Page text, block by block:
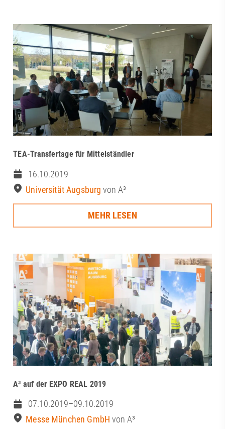
TEA-Transfertage für Mittelständler
16.10.2019
Universität Augsburg von A³
MEHR LESEN
A³ auf der EXPO REAL 2019
07.10.2019–09.10.2019
Messe München GmbH von A³